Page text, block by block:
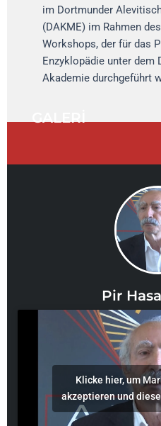
im Dortmunder
(DAKME) im Rahmen
Workshops, der für das
Enzyklopädie unter dem
Akademie durchgeführt
Pir
Klicke hier, um
akzeptieren und